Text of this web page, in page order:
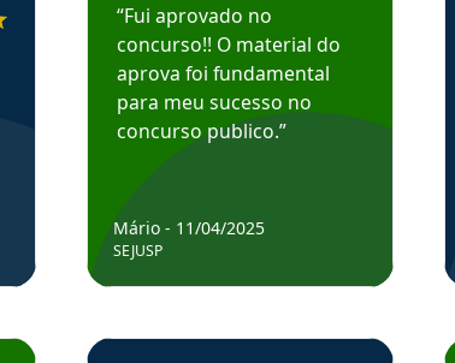
Concursos em depoimento
“Fui aprovado no
concurso!! O material do
aprova foi fundamental
para meu sucesso no
concurso publico.”
Mário - 11/04/2025
SEJUSP
Estudante Henrique recomenda o Aprova